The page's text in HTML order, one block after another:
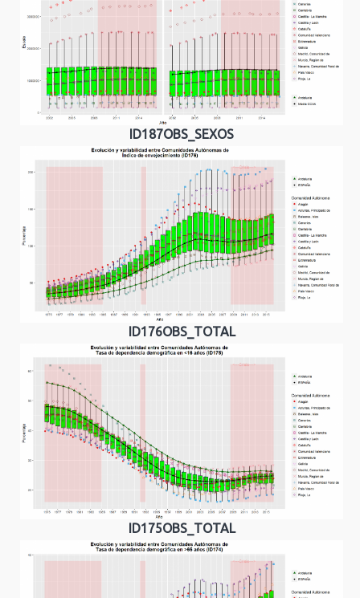
ID187OBS_SEXOS
ID176OBS_TOTAL
ID175OBS_TOTAL